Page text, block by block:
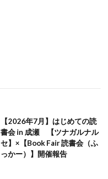
【2026年7月】はじめての読
書会 in 成瀬 【ツナガルナル
セ】×【Book Fair 読書会（ふ
っかー）】開催報告